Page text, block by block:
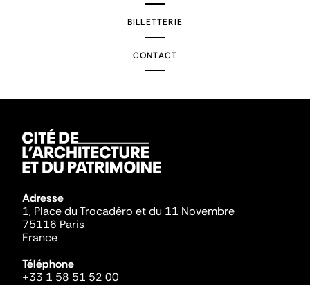
BILLETTERIE
CONTACT
Adresse
1, Place du Trocadéro et du 11 Novembre
75116 Paris
France
Téléphone
+33 1 58 51 52 00